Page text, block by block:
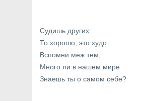
Судишь других:
То хорошо, это худо…
Вспомни меж тем,
Много ли в нашем мире
Знаешь ты о самом себе?